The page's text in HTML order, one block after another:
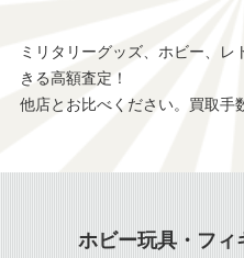
ミリタリーグッズ、ホビー、
きる高額査定！
他店とお比べください。買取手
ホビー玩具・フィ